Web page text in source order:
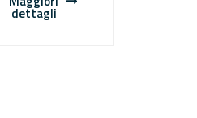
dettagli